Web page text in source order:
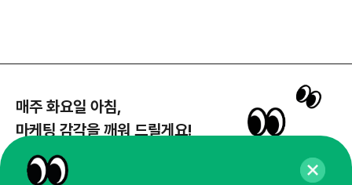
매주 화요일 아침,
마케팅 감각을 깨워 드릴게요!
뉴스레터 구독하기